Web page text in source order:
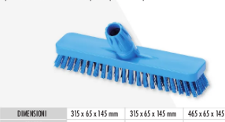
DIMENSIONI 315 x 65 x 145 mm 315 x 65 x 145 mm 465 x 65 x 1